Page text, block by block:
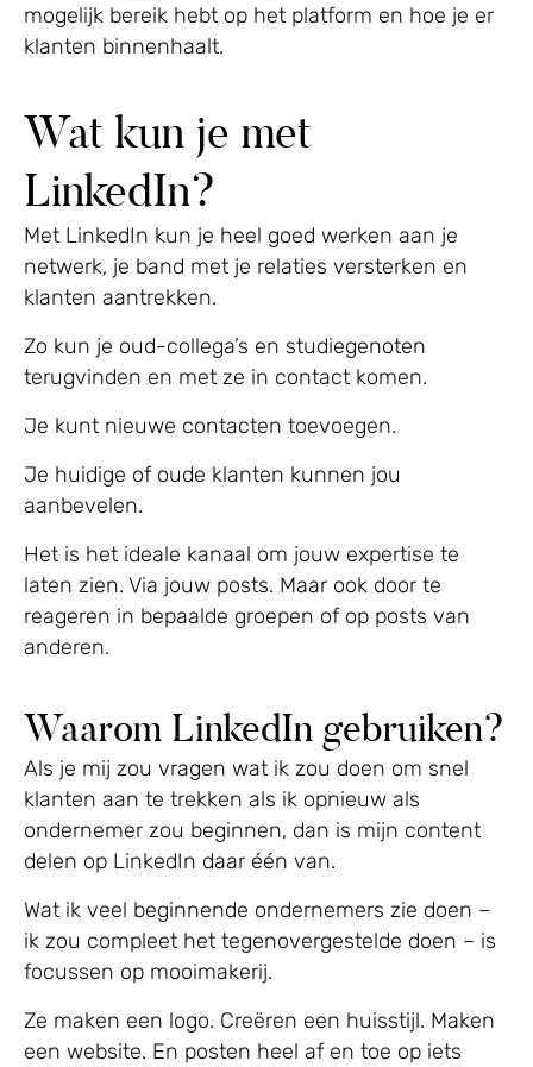
mogelijk bereik hebt op het platform en hoe je er
klanten binnenhaalt.
Wat kun je met
LinkedIn?
Met LinkedIn kun je heel goed werken aan je
netwerk, je band met je relaties versterken en
klanten aantrekken.
Zo kun je oud-collega’s en studiegenoten
terugvinden en met ze in contact komen.
Je kunt nieuwe contacten toevoegen.
Je huidige of oude klanten kunnen jou
aanbevelen.
Het is het ideale kanaal om jouw expertise te
laten zien. Via jouw posts. Maar ook door te
reageren in bepaalde groepen of op posts van
anderen.
Waarom LinkedIn gebruiken?
Als je mij zou vragen wat ik zou doen om snel
klanten aan te trekken als ik opnieuw als
ondernemer zou beginnen, dan is mijn content
delen op LinkedIn daar één van.
Wat ik veel beginnende ondernemers zie doen –
ik zou compleet het tegenovergestelde doen – is
focussen op mooimakerij.
Ze maken een logo. Creëren een huisstijl. Maken
een website. En posten heel af en toe op iets